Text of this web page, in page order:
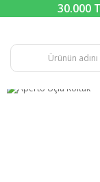
30.000